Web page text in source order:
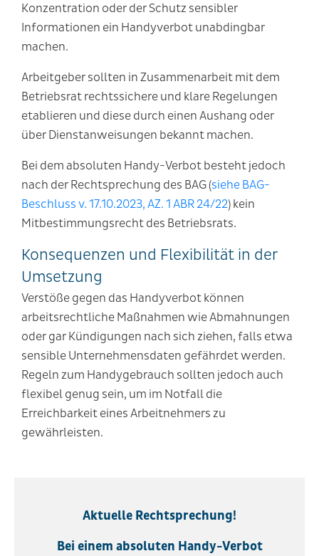
Konzentration oder der Schutz sensibler
Informationen ein Handyverbot unabdingbar
machen.
Arbeitgeber sollten in Zusammenarbeit mit dem
Betriebsrat rechtssichere und klare Regelungen
etablieren und diese durch einen Aushang oder
über Dienstanweisungen bekannt machen.
Bei dem absoluten Handy-Verbot besteht jedoch
nach der Rechtsprechung des BAG (siehe BAG-
Beschluss v. 17.10.2023, AZ. 1 ABR 24/22) kein
Mitbestimmungsrecht des Betriebsrats.
Konsequenzen und Flexibilität in der
Umsetzung
Verstöße gegen das Handyverbot können
arbeitsrechtliche Maßnahmen wie Abmahnungen
oder gar Kündigungen nach sich ziehen, falls etwa
sensible Unternehmensdaten gefährdet werden.
Regeln zum Handygebrauch sollten jedoch auch
flexibel genug sein, um im Notfall die
Erreichbarkeit eines Arbeitnehmers zu
gewährleisten.
Aktuelle Rechtsprechung!
Bei einem absoluten Handy-Verbot